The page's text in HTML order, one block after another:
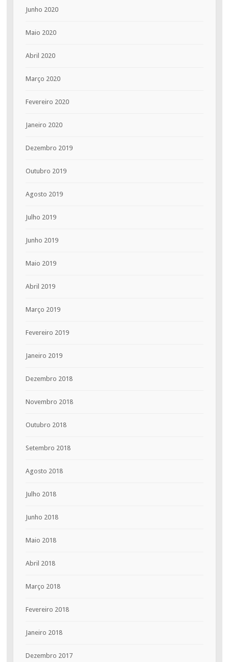
Junho 2020
Maio 2020
Abril 2020
Março 2020
Fevereiro 2020
Janeiro 2020
Dezembro 2019
Outubro 2019
Agosto 2019
Julho 2019
Junho 2019
Maio 2019
Abril 2019
Março 2019
Fevereiro 2019
Janeiro 2019
Dezembro 2018
Novembro 2018
Outubro 2018
Setembro 2018
Agosto 2018
Julho 2018
Junho 2018
Maio 2018
Abril 2018
Março 2018
Fevereiro 2018
Janeiro 2018
Dezembro 2017